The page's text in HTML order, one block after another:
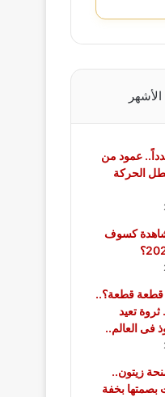
الأشهر
عمود من
الحركة
كسوف
قطعة قطعة؟..
تعيد
فى العالم..
زيتون..
بصمتها بخفة